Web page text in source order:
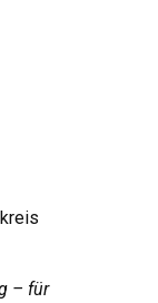
– für